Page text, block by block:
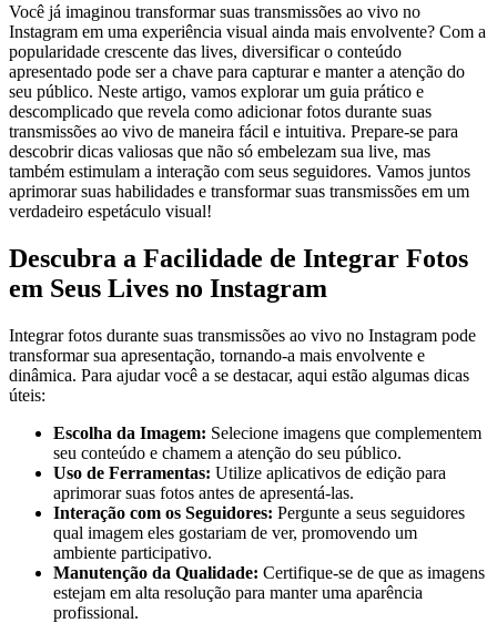
Você já imaginou transformar suas transmissões ao vivo no
Instagram em uma experiência visual ainda mais envolvente? Com a
popularidade crescente das ‌lives, diversificar o conteúdo
apresentado pode ser a chave para capturar e ⁢manter a atenção do
seu público. Neste artigo, vamos explorar um guia prático e
descomplicado que revela como adicionar fotos durante suas
transmissões ao vivo de maneira fácil e intuitiva. Prepare-se para
descobrir dicas valiosas que não só embelezam sua live, mas
também estimulam a interação com seus seguidores. Vamos juntos
aprimorar suas habilidades e transformar suas transmissões em um
verdadeiro espetáculo visual!
Descubra a Facilidade de Integrar Fotos
em Seus Lives no Instagram
Integrar fotos durante suas transmissões ao vivo no Instagram ​pode
transformar sua ‌apresentação, tornando-a mais envolvente ‍e
⁢dinâmica. Para ajudar você a se destacar, aqui estão algumas dicas
úteis:
Escolha da Imagem: Selecione imagens ⁢que complementem
seu conteúdo e chamem a atenção do seu público.
Uso de Ferramentas: Utilize aplicativos de ⁣edição para
aprimorar suas fotos antes de apresentá-las.
Interação com os Seguidores: Pergunte a seus seguidores
‍qual imagem eles gostariam ⁤de ver, promovendo‌ um
ambiente participativo.
Manutenção da Qualidade: Certifique-se de que⁤ as imagens
estejam em alta resolução para​ manter uma aparência
profissional.